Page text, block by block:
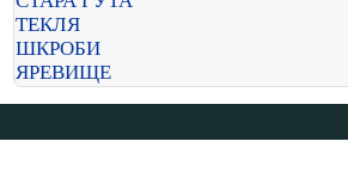
ТЕКЛЯ
ШКРОБИ
ЯРЕВИЩЕ